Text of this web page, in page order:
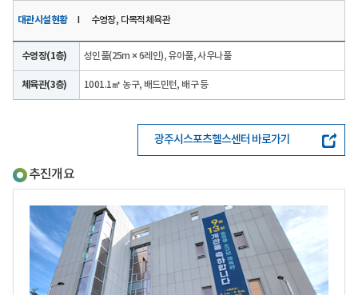
대관시설현황 I 수영장, 다목적체육관
수영장(1층) 성인풀(25m × 6레인), 유아풀, 사우나풀
체육관(3층) 1001.1㎡ 농구, 배드민턴, 배구 등
광주시스포츠헬스센터 바로가기
추진개요